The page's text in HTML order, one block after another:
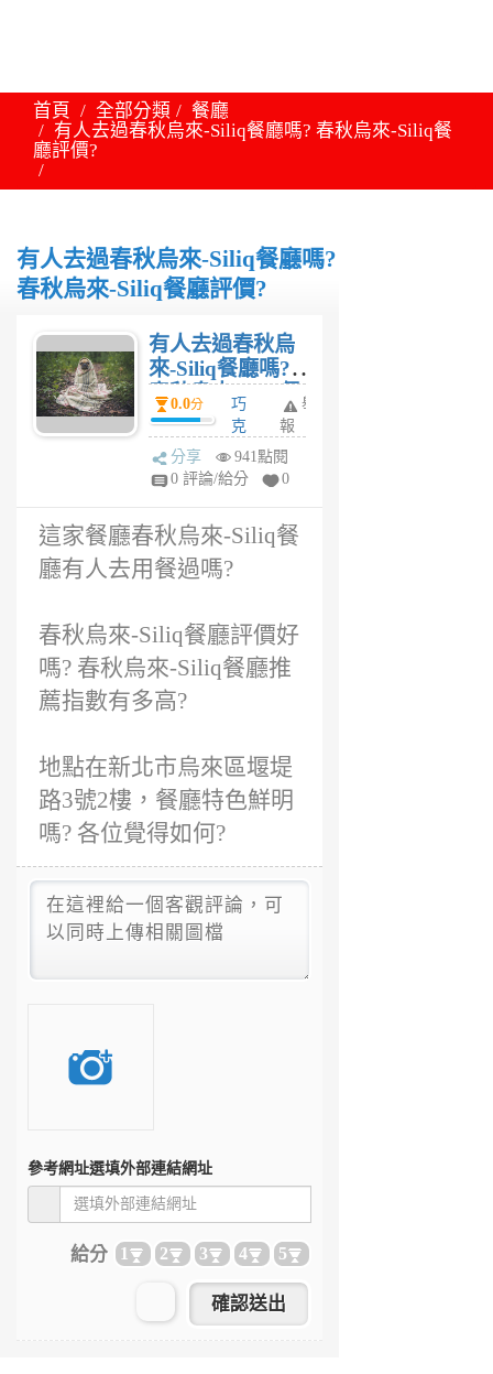
首頁 全部分類
餐廳
有人去過春秋烏來-Siliq餐廳嗎? 春秋烏來-Siliq餐
廳評價?
有人去過春秋烏來-Siliq餐廳嗎?
春秋烏來-Siliq餐廳評價?
有人去過春秋烏
來-Siliq餐廳嗎?
春秋烏來-Siliq餐
廳評價?
0.0分
巧
克
力
公
年
前
舉
報
分享
941點閱
0 評論/給分
0
這家餐廳春秋烏來-Siliq餐
廳有人去用餐過嗎?
春秋烏來-Siliq餐廳評價好
嗎? 春秋烏來-Siliq餐廳推
薦指數有多高?
地點在新北市烏來區堰堤
路3號2樓，餐廳特色鮮明
嗎? 各位覺得如何?
參考網址選填外部連結網址
給分 1 2 3 4 5